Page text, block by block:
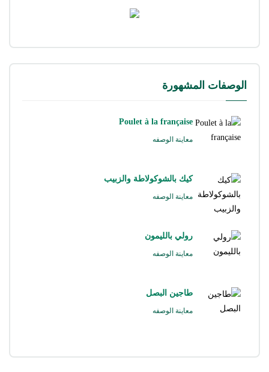
الوصفات المشهورة
Poulet à la française
معاينة الوصفه
كيك بالشوكولاطة والزبيب
معاينة الوصفه
رولي بالليمون
معاينة الوصفه
طاجين البصل
معاينة الوصفه